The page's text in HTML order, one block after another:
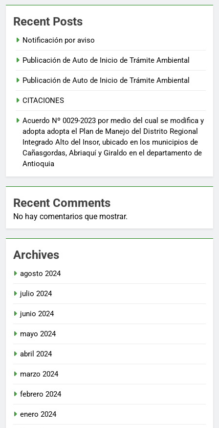
Recent Posts
Notificación por aviso
Publicación de Auto de Inicio de Trámite Ambiental
Publicación de Auto de Inicio de Trámite Ambiental
CITACIONES
Acuerdo Nº 0029-2023 por medio del cual se modifica y
adopta adopta el Plan de Manejo del Distrito Regional
Integrado Alto del Insor, ubicado en los municipios de
Cañasgordas, Abriaquí y Giraldo en el departamento de
Antioquia
Recent Comments
No hay comentarios que mostrar.
Archives
agosto 2024
julio 2024
junio 2024
mayo 2024
abril 2024
marzo 2024
febrero 2024
enero 2024